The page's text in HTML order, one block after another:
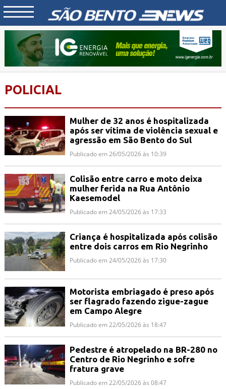
POLICIAL
Mulher de 32 anos é hospitalizada
após ser vítima de violência sexual e
agressão em São Bento do Sul
Publicado em 26/05/2026 às 10:39
Colisão entre carro e moto deixa
mulher ferida na Rua Antônio
Kaesemodel
Publicado em 24/05/2026 às 17:33
Criança é hospitalizada após colisão
entre dois carros em Rio Negrinho
Publicado em 24/05/2026 às 17:30
Motorista embriagado é preso após
ser flagrado fazendo zigue-zague
em Campo Alegre
Publicado em 22/05/2026 às 18:47
Pedestre é atropelado na BR-280 no
Centro de Rio Negrinho e sofre
fratura grave
Publicado em 22/05/2026 às 08:47